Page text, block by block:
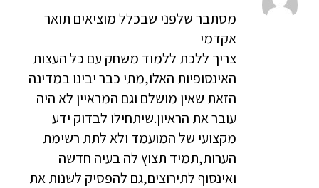
מסתבר שלפני שבכלל מוציאים תואר
אקדמי
צריך ללכת ללמוד משחק עם כל העצות
האינסופיות האלו,מתי כבר יבינו במדינה
הזאת שאין מושלם וגם המראיין לא היה
עובר את הראיון.שיתחילו לבדוק ידע
מקצועי של המועמד ולא לתת רשימת
הערות,תמיד תצוץ לה בעיה חדשה
ואינסוף לתירוצים,גם להפסיק לשנות את